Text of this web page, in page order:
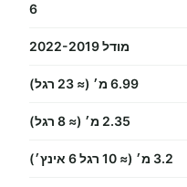
6
מודל 2022-2019
6.99 מ׳ (≈ 23 רגל)
2.35 מ׳ (≈ 8 רגל)
3.2 מ׳ (≈ 10 רגל 6 אינץ׳)